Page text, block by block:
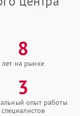
8
лет на рынке
3
опыт работы
специалистов